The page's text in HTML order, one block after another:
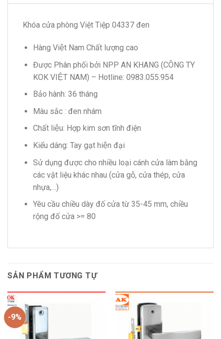
Khóa cửa phòng Việt Tiệp 04337 đen
Hàng Việt Nam Chất lượng cao
Được Phân phối bởi NPP AN KHANG (CÔNG TY
KOK VIỆT NAM) – Hotline: 0983.055.954
Bảo hành: 36 tháng
Màu sắc : đen nhám
Chất liệu: Hợp kim sơn tĩnh điện
Kiểu dáng: Tay gạt hiện đại
Sử dụng được cho nhiều loại cánh cửa làm bằng
các vật liệu khác nhau (cửa gỗ, cửa thép, cửa
nhựa,…)
Yêu cầu chiều dày đố cửa từ 35-45 mm, chiều
rộng đố cửa >= 80
SẢN PHẨM TƯƠNG TỰ
-9%